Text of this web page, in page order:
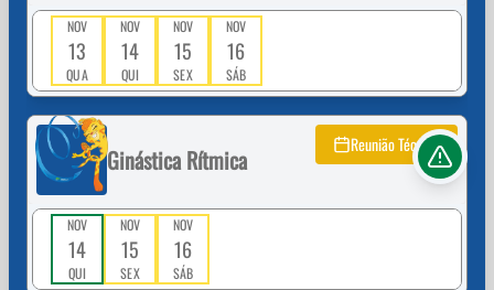
NOV
13
QUA
NOV
14
QUI
NOV
15
SEX
NOV
16
SÁB
Ginástica Rítmica Reunião Técnica
NOV
14
QUI
NOV
15
SEX
NOV
16
SÁB